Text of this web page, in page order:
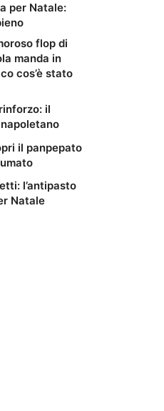
per Natale:
flop di
manda in
cos’è stato
il
il panpepato
l’antipasto
Natale